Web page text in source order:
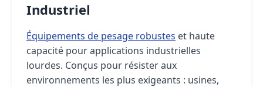
Industriel
Équipements de pesage robustes et haute
capacité pour applications industrielles
lourdes. Conçus pour résister aux
environnements les plus exigeants : usines,